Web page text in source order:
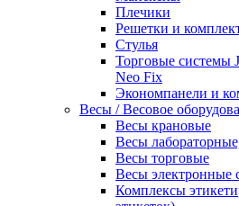
Плечики
Решетки и
Стулья
Торговые системы
Neo Fix
Экономпанели и
Весы / Весовое
Весы крановые
Весы
Весы торговые
Весы электронные
Комплексы